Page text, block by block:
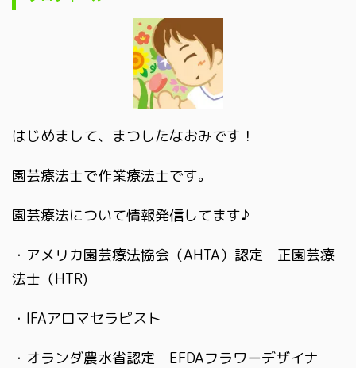
はじめまして、まつしたなおみです！
園芸療法士で作業療法士です。
園芸療法について情報発信してます♪
・アメリカ園芸療法協会（AHTA）認定 正園芸療
法士（HTR)
・IFAアロマセラピスト
・オランダ農水省認定 EFDAフラワーデザイナ